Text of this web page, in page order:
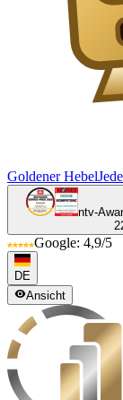
Goldener Hebel
ntv-
Google: 4,9/5
DE
Ansicht